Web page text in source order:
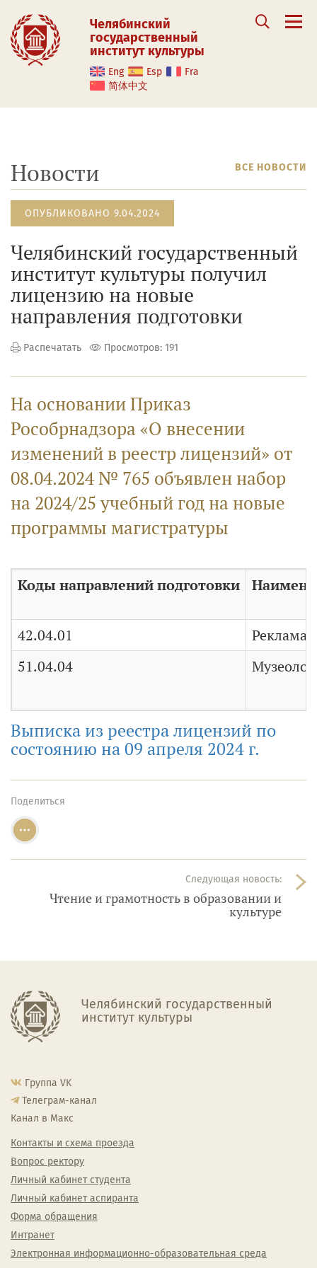
Челябинский
государственный
институт культуры
Eng Esp
Fra
简体中文
Новости ВСЕ НОВОСТИ
ОПУБЛИКОВАНО 9.04.2024
Челябинский государственный
институт культуры получил
лицензию на новые
направления подготовки
Распечатать Просмотров: 191
На основании Приказ
Рособрнадзора «О внесении
изменений в реестр лицензий» от
08.04.2024 № 765 объявлен набор
на 2024/25 учебный год на новые
программы магистратуры
Коды направлений подготовки
42.04.01
Реклама
51.04.04
Выписка из реестра лицензий по
состоянию на 09 апреля 2024 г.
Поделиться
Следующая новость:
Чтение и грамотность в образовании и
культуре
Челябинский государственный
институт культуры
Группа VK
Телеграм-канал
Канал в Макс
Контакты и схема проезда
Вопрос ректору
Личный кабинет студента
Личный кабинет аспиранта
Форма обращения
Интранет
Электронная информационно-образовательная среда